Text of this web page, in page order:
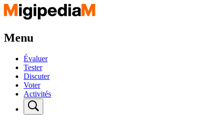
Menu
Évaluer
Tester
Discuter
Voter
Activités